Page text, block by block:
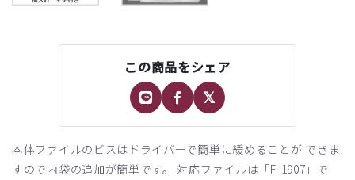
この商品をシェア
本体ファイルのビスはドライバーで簡単に緩めることが できま
すので内袋の追加が簡単です。 対応ファイルは「F-1907」で